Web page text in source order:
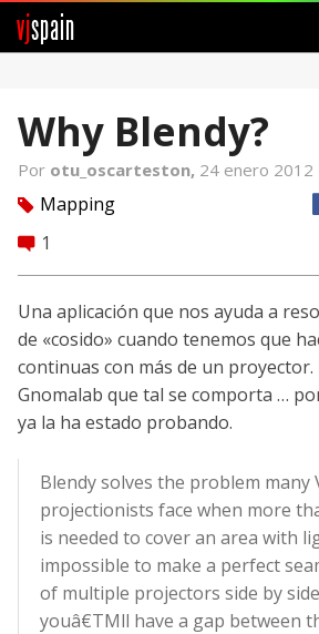
vjspain
Foros
Noticias
Vjspain
Contacto
Entrar
Why Blendy?
Por otu_oscarteston, 24 enero 2012
tag Mapping
comment 1
Una aplicación que nos ayuda a
de «cosido» cuando tenemos que
continuas con más de un
Gnomalab que tal se comporta …
ya la ha estado probando.
Blendy solves the problem many
projectionists face when more
is needed to cover an area with
impossible to make a perfect
of multiple projectors side by
youâ€TMll have a gap between